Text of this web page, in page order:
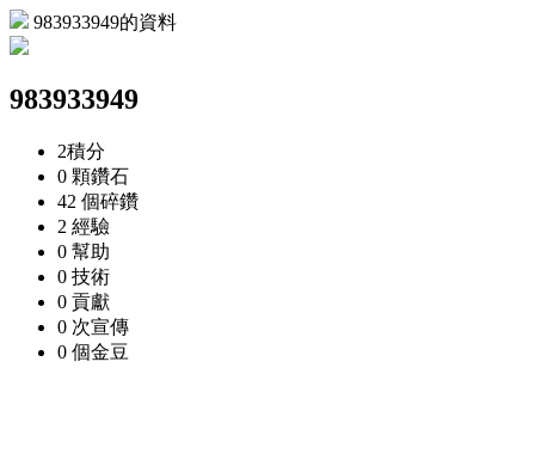
983933949的資料
983933949
2積分
0 顆鑽石
42 個碎鑽
2 經驗
0 幫助
0 技術
0 貢獻
0 次宣傳
0 個金豆